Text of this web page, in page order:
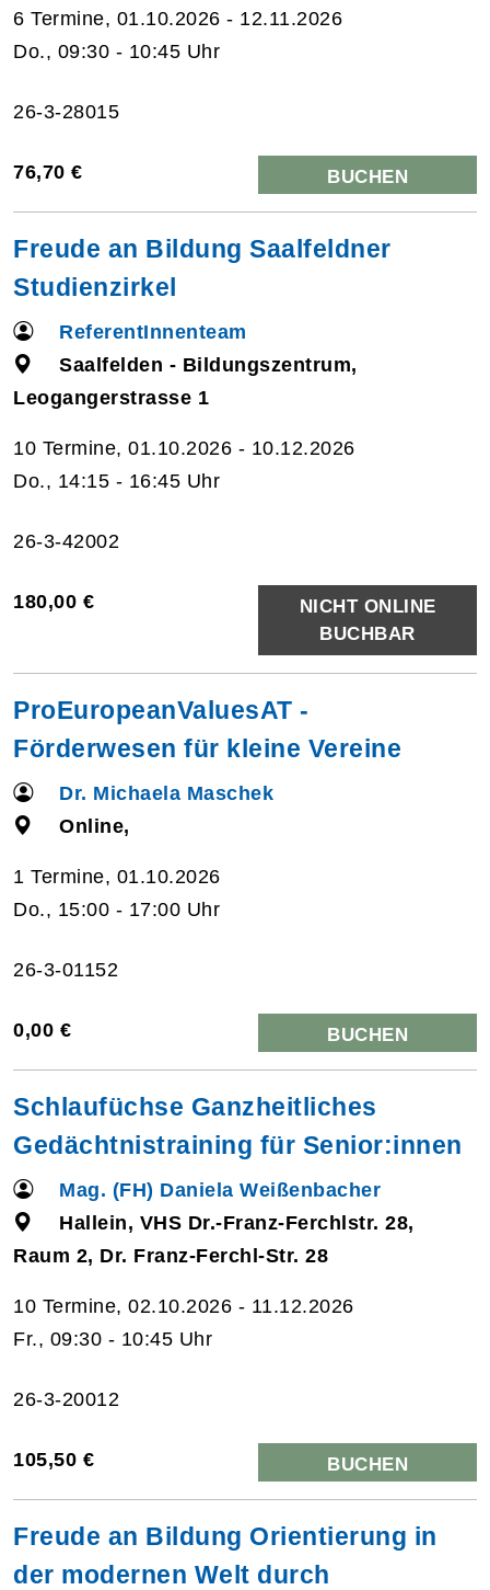
6 Termine, 01.10.2026 - 12.11.2026
Do., 09:30 - 10:45 Uhr
26-3-28015
76,70 € BUCHEN
Freude an Bildung Saalfeldner
Studienzirkel
ReferentInnenteam
Saalfelden - Bildungszentrum,
Leogangerstrasse 1
10 Termine, 01.10.2026 - 10.12.2026
Do., 14:15 - 16:45 Uhr
26-3-42002
180,00 €
NICHT ONLINE
BUCHBAR
ProEuropeanValuesAT -
Förderwesen für kleine Vereine
Dr. Michaela Maschek
Online,
1 Termine, 01.10.2026
Do., 15:00 - 17:00 Uhr
26-3-01152
0,00 € BUCHEN
Schlaufüchse Ganzheitliches
Gedächtnistraining für Senior:innen
Mag. (FH) Daniela Weißenbacher
Hallein, VHS Dr.-Franz-Ferchlstr. 28,
Raum 2, Dr. Franz-Ferchl-Str. 28
10 Termine, 02.10.2026 - 11.12.2026
Fr., 09:30 - 10:45 Uhr
26-3-20012
105,50 € BUCHEN
Freude an Bildung Orientierung in
der modernen Welt durch